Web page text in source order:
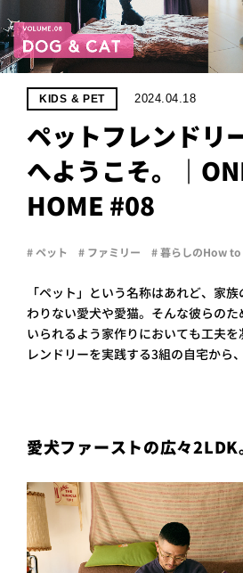
KIDS & PET 2024.04.18
ペットフレンドリ
へようこそ。｜
HOME #08
# ペット # ファミリー # 暮らしのHow to
「ペット」という名称はあれど、家
わりない愛犬や愛猫。そんな彼らの
いられるよう家作りにおいても工夫
レンドリーを実践する3組の自宅から
愛犬ファーストの広々2LDK